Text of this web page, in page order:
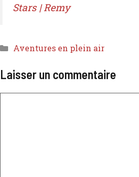
Stars | Remy
Aventures en plein air
Laisser un commentaire